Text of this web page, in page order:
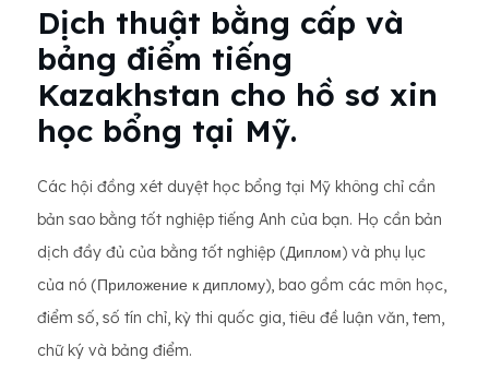
Dịch thuật bằng cấp và
bảng điểm tiếng
Kazakhstan cho hồ sơ xin
học bổng tại Mỹ.
Các hội đồng xét duyệt học bổng tại Mỹ không chỉ cần
bản sao bằng tốt nghiệp tiếng Anh của bạn. Họ cần bản
dịch đầy đủ của bằng tốt nghiệp (Диплом) và phụ lục
của nó (Приложение к диплому), bao gồm các môn học,
điểm số, số tín chỉ, kỳ thi quốc gia, tiêu đề luận văn, tem,
chữ ký và bảng điểm.